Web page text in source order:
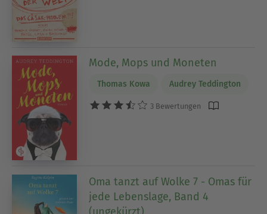
Mode, Mops und Moneten
Thomas Kowa Audrey Teddington
3 Bewertungen
Oma tanzt auf Wolke 7 - Omas für
jede Lebenslage, Band 4